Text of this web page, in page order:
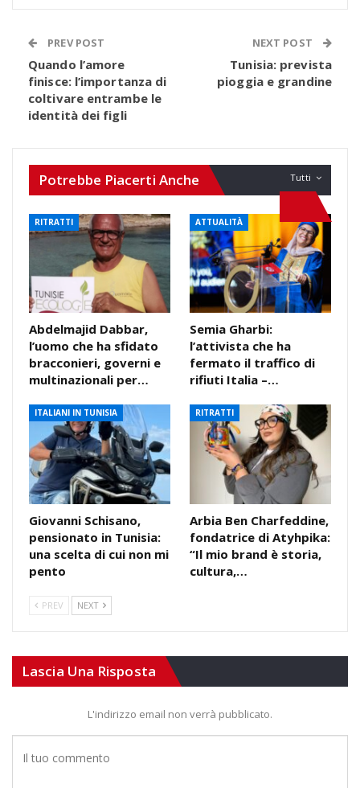
PREV POST
Quando l’amore
finisce: l’importanza di
coltivare entrambe le
identità dei figli
NEXT POST
Tunisia: prevista
pioggia e grandine
Tutti
Potrebbe Piacerti Anche
RITRATTI
Abdelmajid Dabbar,
l’uomo che ha sfidato
bracconieri, governi e
multinazionali per…
ATTUALITÀ
Semia Gharbi:
l’attivista che ha
fermato il traffico di
rifiuti Italia –…
ITALIANI IN TUNISIA
Giovanni Schisano,
pensionato in Tunisia:
una scelta di cui non mi
pento
RITRATTI
Arbia Ben Charfeddine,
fondatrice di Atyhpika:
“Il mio brand è storia,
cultura,…
PREV NEXT
Lascia Una Risposta
L'indirizzo email non verrà pubblicato.